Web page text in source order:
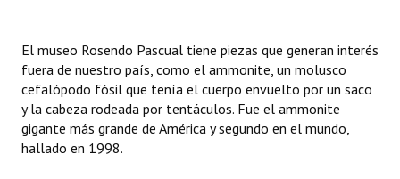
Mujeres que Dejaron Huellas - Registro
Periodistas Decanos - Registro
Ciudadano Ilustre - Registro
El museo Rosendo Pascual tiene piezas que generan interés
fuera de nuestro país, como el ammonite, un molusco
cefalópodo fósil que tenía el cuerpo envuelto por un saco
y la cabeza rodeada por tentáculos. Fue el ammonite
gigante más grande de América y segundo en el mundo,
hallado en 1998.